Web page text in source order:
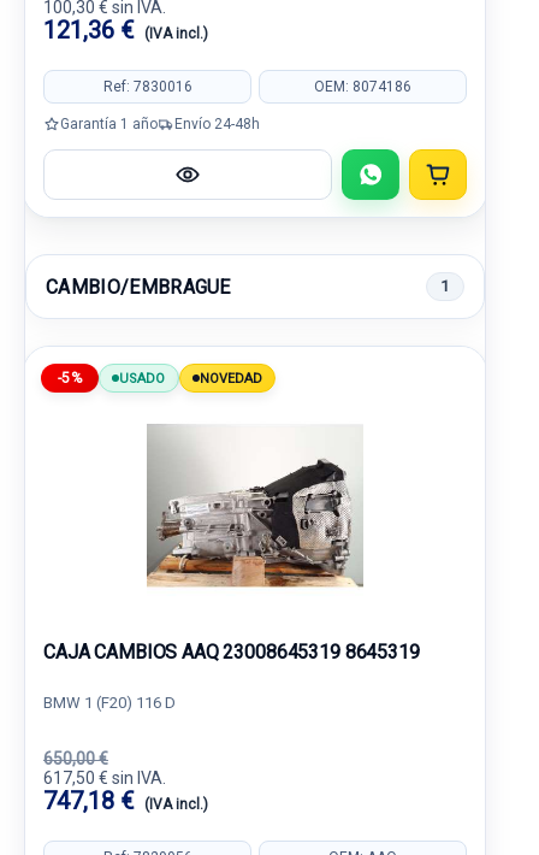
100,30 € sin IVA.
121,36 € (IVA incl.)
Ref: 7830016 OEM: 8074186
Garantía 1 año Envío 24-48h
CAMBIO/EMBRAGUE 1
-5% USADO NOVEDAD
CAJA CAMBIOS AAQ 23008645319 8645319
BMW 1 (F20) 116 D
650,00 €
617,50 € sin IVA.
747,18 € (IVA incl.)